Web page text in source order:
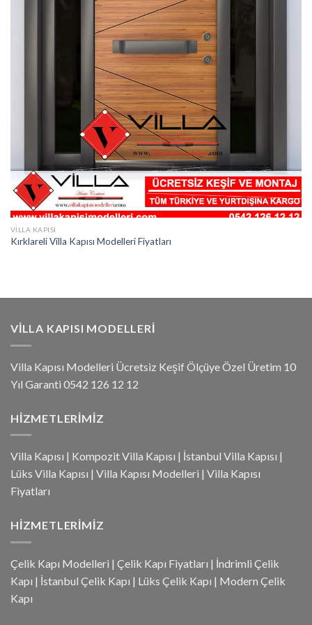
VILLA KAPISI
Kırklareli Villa Kapısı Modelleri Fiyatları
VILLA KAPISI MODELLERI
Villa Kapısı Modelleri Ücretsiz Keşif Ölçüye Özel Üretim 10
Yıl Garanti 0542 126 12 12
HIZMETLERIMIZ
Villa Kapısı | Kompozit Villa Kapısı | İstanbul Villa Kapısı |
Lüks Villa Kapısı | Villa Kapısı Modelleri | Villa Kapısı
Fiyatları
HIZMETLERIMIZ
Çelik Kapı Modelleri | Çelik Kapı Fiyatları | İndrimli Çelik
Kapı | İstanbul Çelik Kapı | Lüks Çelik Kapı | Modern Çelik
Kapı